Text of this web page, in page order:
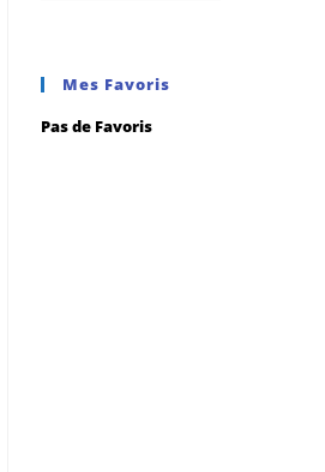
Mes Favoris
Pas de Favoris